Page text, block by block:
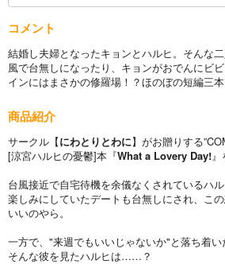
コメント
結婚し夫婦となったキョンとハルヒ。そんな
風で台無しになったり、キョンがおでんにビ
インにはまさかの修羅場！？ほのぼの短編三本
商品紹介
サークル【にわとりとわに】がお贈りする
[涼宮ハルヒの憂鬱]本『What a Lovery Day!
台風接近で自宅待機を余儀なくされているハル
楽しみにしていたデートも台無しにされ、こ
いいのやら。
一方で、"来週でもいいじゃないか"と落ち着い
そんな彼を見たハルヒは……？